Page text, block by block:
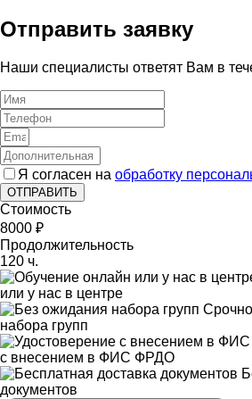
Отправить заявку
Наши специалисты ответят Вам в
Я согласен на обработку
ОТПРАВИТЬ
Стоимость
8000 ₽
Продолжительность
120 ч.
или у нас в центре
набора групп
с внесением в ФИС ФРДО
документов